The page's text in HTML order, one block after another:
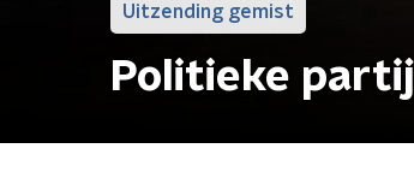
Uitzending gemist
Politieke